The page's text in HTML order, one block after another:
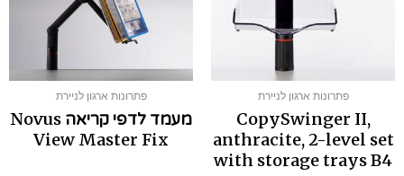
פתרונות ארגון לניירת
CopySwinger II,
anthracite, 2-level set
with storage trays B4
פתרונות ארגון לניירת
מעמד לדפי קריאה Novus
View Master Fix